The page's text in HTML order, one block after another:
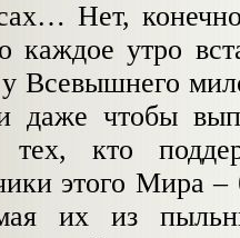
Нет,
каждое утро
Всевышнего
даже чтобы
кто
этого Мира
их из